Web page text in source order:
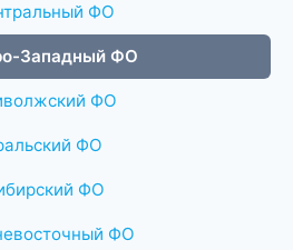
ФО
Западный ФО
ФО
ФО
ФО
ФО